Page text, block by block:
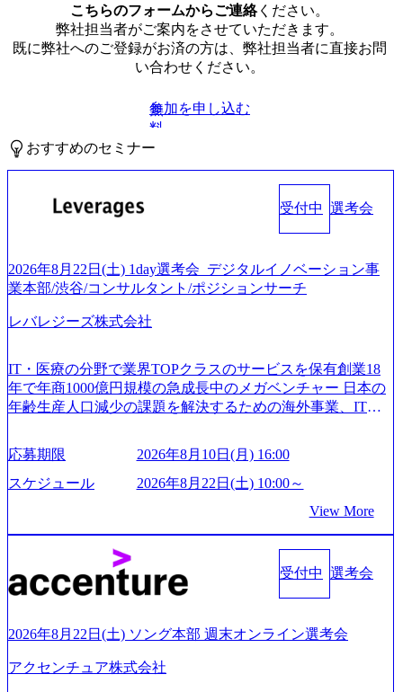
こちらのフォームからご連絡ください。
弊社担当者がご案内をさせていただきます。
既に弊社へのご登録がお済の方は、弊社担当者に直接お問
い合わせください。
無
料
参加を申し込む
おすすめのセミナー
受付中 選考会
2026年8月22日(土) 1day選考会_デジタルイノベーション事
業本部/渋谷/コンサルタント/ポジションサーチ
レバレジーズ株式会社
IT・医療の分野で業界TOPクラスのサービスを保有創業18
年で年商1000億円規模の急成長中のメガベンチャー 日本の
年齢生産人口減少の課題を解決するための海外事業、IT事
以上の事業を展開する オールインハウスの組織体制をとっ
ており社内で新しい事業開発などの人員調達できる 独立資
本経営をとっており、事業創造の自由度が高い https://storag
s/20240925162633_7242d0de-3e54-4f03-b076-00318d5c0dff_120
0x644.webp レバレジーズ株式会社 会社説明資料 (https://spea
kerdeck.com/leverages/leverages-hui-she-shao-jie-zi-liao-zhong-tu-
cai-yong-xiang-ke) 「働く人」「事業・サービス」「カルチャ
ー」など、レバレジーズのリアルを取り上げています！ (htt
「外国人留学生等受入環境整備事業委託業務」を受託 (http
s://prtimes.jp/main/html/rd/p/000000612.000010591.html) レバレ
ジーズ、モチベーション管理システム「NALYSYS」リリー
応募期限
2026年8月10日(月) 16:00
スケジュール
2026年8月22日(土) 10:00～
View More
受付中 選考会
2026年8月22日(土) ソング本部 週末オンライン選考会
アクセンチュア株式会社